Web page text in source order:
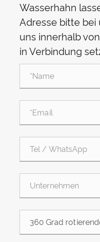
Wasserhahn
Adresse bitte bei
uns innerhalb
in Verbindung